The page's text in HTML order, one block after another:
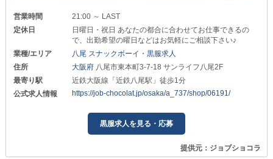
営業時間
21:00 ～ LAST
定休日
日曜日・祝日 あなたの都合に合わせてお仕事できるの
で、出勤希望の曜日などはお気軽にご相談下さい♪
業種/エリア
八尾 スナックボーイ・黒服求人
住所
大阪府 八尾市東本町3-7-18 サンライフ八尾2F
最寄り駅
近鉄大阪線「近鉄八尾駅」徒歩1分
公式求人情報
https://job-chocolat.jp/osaka/a_737/shop/06191/
黒服求人を見る・応募
提供元：ジョブショコラ